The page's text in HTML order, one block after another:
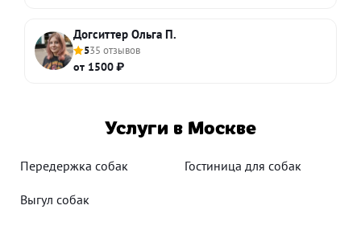
Догситтер Ольга П.
535 отзывов
от 1500 ₽
Услуги в Москве
Передержка собак Гостиница для собак
Выгул собак